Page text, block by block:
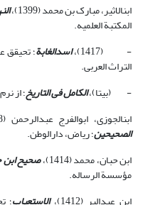
ابن‏الاثیر، مبارک بن محمد (1399)،
المکتبة العلمیه.
- (1417)،
اسدالغابة؛ تحیقق
التراث العربی.
- (بی‏تا)،الکامل فی التاریخ؛ از
ابن‏الجوزی، ابوالفرج عبدالرحمن (1418)،
الصحیحین؛ ریاض، دارالوطن.
ابن حبان، محمد (1414)،
صحیح ابن
مؤسسة الرساله.